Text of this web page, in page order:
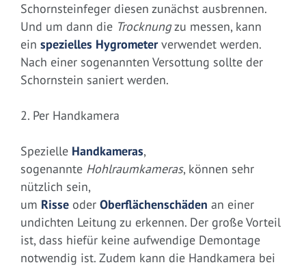
Schornsteinfeger diesen zunächst ausbrennen.
Und um dann die Trocknungzu messen, kann
ein spezielles Hygrometerverwendet werden.
Nach einer sogenannten Versottung sollte der
Schornstein saniert werden.
2. Per Handkamera
Spezielle Handkameras,
sogenannte Hohlraumkameras, können sehr
nützlich sein,
um Risse oder Oberflächenschäden an einer
undichten Leitung zu erkennen. Der große Vorteil
ist, dass hiefür keine aufwendige Demontage
notwendig ist. Zudem kann die Handkamera bei